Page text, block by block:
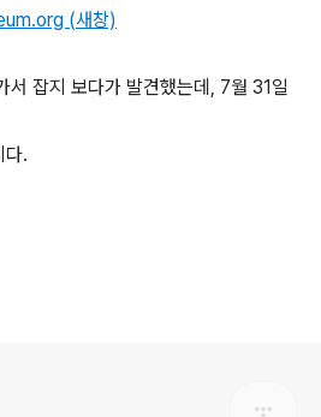
(새창)
서 잡지 보다가 발견했는데, 7월 31일
다.